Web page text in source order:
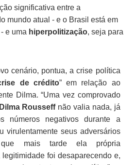
significativa entre a
mundo atual - e o Brasil está em
e uma hiperpolitização, seja para
cenário, pontua, a crise política
de crédito” em relação ao
Dilma. “Uma vez comprovado
Dilma Rousseffnão valia nada, já
números negativos durante a
virulentamente seus adversários
mais tarde ela própria
foi desaparecendo e,